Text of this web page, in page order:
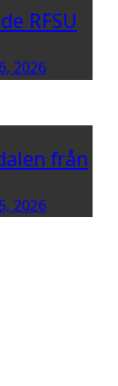
RFSU
2026
från
2026